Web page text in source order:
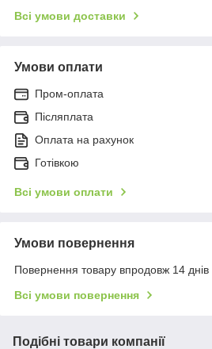
Всі умови доставки
Умови оплати
Пром-оплата
Післяплата
Оплата на рахунок
Готівкою
Всі умови оплати
Умови повернення
Повернення товару впродовж 14 днів
Всі умови повернення
Подібні товари компанії